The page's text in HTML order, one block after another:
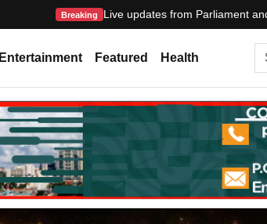
Breaking Live updates from Parliament
Entertainment Featured Health